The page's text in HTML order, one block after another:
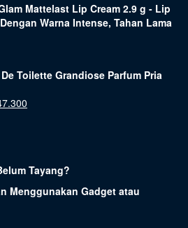
Mattelast Lip Cream 2.9 g - Lip
Warna Intense, Tahan Lama
Toilette Grandiose Parfum Pria
Tayang?
Menggunakan Gadget atau